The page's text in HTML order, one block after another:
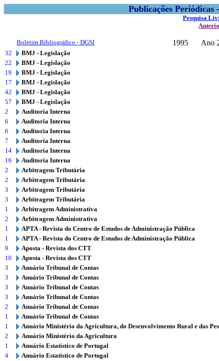
Publicações
Pesquisa
Boletim Bibliográfico - DGSI 1995 Ano
32
BMJ - Legislação
22
BMJ - Legislação
19
BMJ - Legislação
17
BMJ - Legislação
42
BMJ - Legislação
57
BMJ - Legislação
2
Auditoria Interna
6
Auditoria Interna
6
Auditoria Interna
7
Auditoria Interna
14
Auditoria Interna
16
Auditoria Interna
2
Arbitragem Tributária
2
Arbitragem Tributária
3
Arbitragem Tributária
3
Arbitragem Tributária
1
Arbitragem Administrativa
2
Arbitragem Administrativa
1
APTA - Revista do Centro de Estudos de Administração Pública
1
APTA - Revista do Centro de Estudos de Administração Pública
9
Aposta - Revista dos CTT
10
Aposta - Revista dos CTT
3
Anuário Tribunal de Contas
3
Anuário Tribunal de Contas
3
Anuário Tribunal de Contas
3
Anuário Tribunal de Contas
2
Anuário Tribunal de Contas
1
Anuário Tribunal de Contas
1
Anuário Ministério da Agricultura, do Desenvolvimento Rural e das
2
Anuário Ministério da Agricultura
1
Anuário Estatístico de Portugal
4
Anuário Estatístico de Portugal